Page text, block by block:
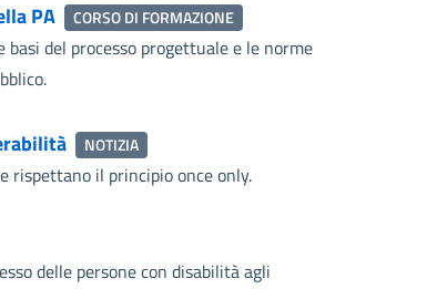
PA CORSO DI FORMAZIONE
basi del processo progettuale e le norme
NOTIZIA
rispettano il principio once only.
delle persone con disabilità agli